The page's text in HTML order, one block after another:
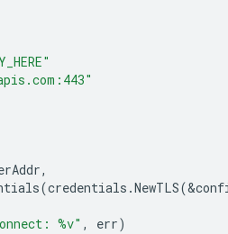
,
(credentials .NewTLS(&
%v" , err)